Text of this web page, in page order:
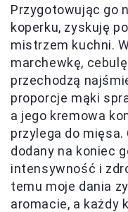
Przygotowując go
koperku, zyskuję
mistrzem kuchni.
marchewkę,
przechodzą
proporcje mąki
a jego kremowa
przylega do
dodany na koniec
intensywność i
temu moje dania
aromacie, a każdy